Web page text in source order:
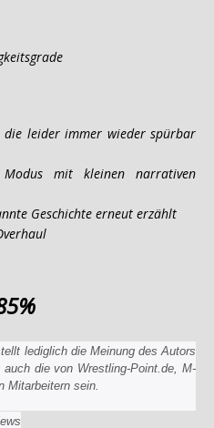
die leider immer wieder spürbar
mit kleinen narrativen
Geschichte erneut erzählt
lediglich die Meinung des Autors
die von Wrestling-Point.de, M-
Mitarbeitern sein.